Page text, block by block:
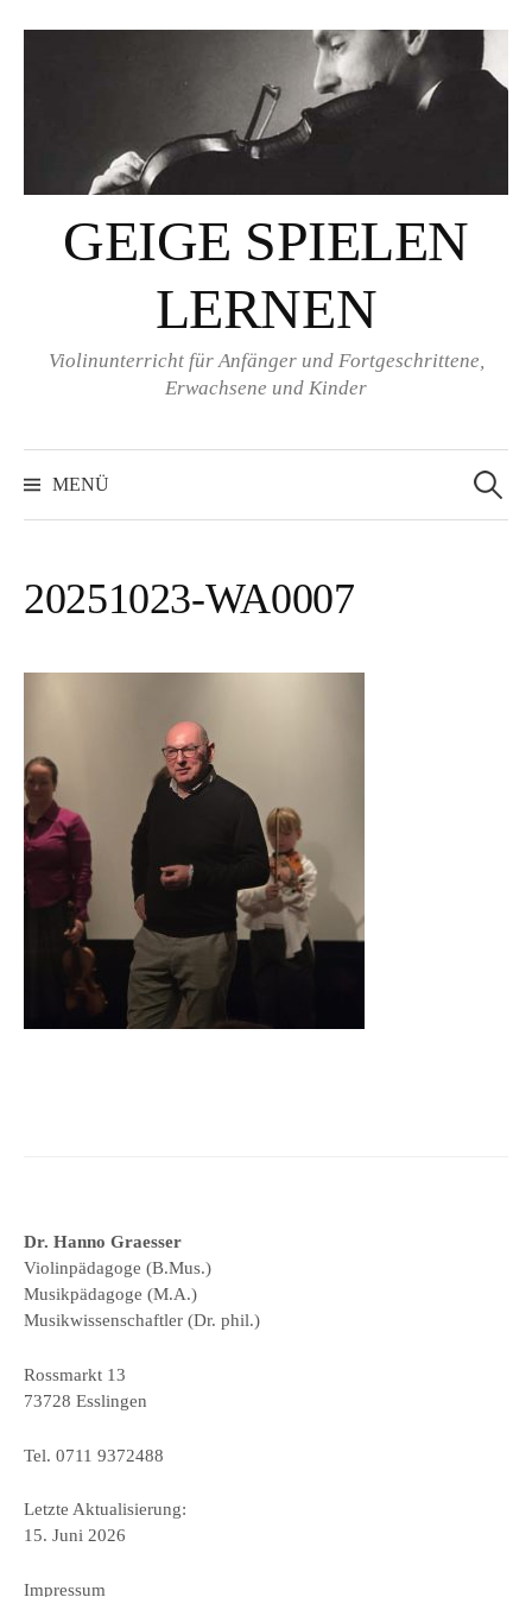
GEIGE SPIELEN
LERNEN
Violinunterricht für Anfänger und Fortgeschrittene,
Erwachsene und Kinder
MENÜ
nach:
20251023-WA0007
Dr. Hanno Graesser
Violinpädagoge (B.Mus.)
Musikpädagoge (M.A.)
Musikwissenschaftler (Dr. phil.)
Rossmarkt 13
73728 Esslingen
Tel. 0711 9372488
Letzte Aktualisierung:
15. Juni 2026
Impressum